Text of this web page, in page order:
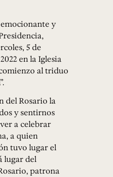
y
5 de
en la Iglesia
al triduo
del Rosario la
y sentirnos
a celebrar
a quien
tuvo lugar el
lugar del
patrona